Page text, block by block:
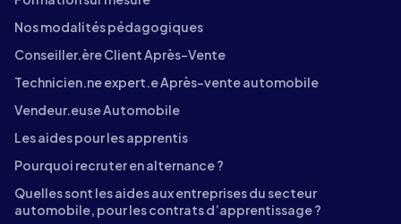
Nos modalités pédagogiques
Conseiller.ère Client Après-Vente
Technicien.ne expert.e Après-vente automobile
Vendeur.euse Automobile
Les aides pour les apprentis
Pourquoi recruter en alternance ?
Quelles sont les aides aux entreprises du secteur
automobile, pour les contrats d’apprentissage ?